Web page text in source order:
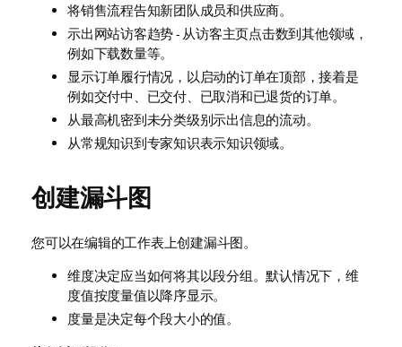
将销售流程告知新团队成员和供应商。
示出网站访客趋势 - 从访客主页点击数到其他领域，
例如下载数量等。
显示订单履行情况，以启动的订单在顶部，接着是
例如交付中、已交付、已取消和已退货的订单。
从最高机密到未分类级别示出信息的流动。
从常规知识到专家知识表示知识领域。
创建漏斗图
您可以在编辑的工作表上创建漏斗图。
维度决定应当如何将其以段分组。默认情况下，维
度值按度量值以降序显示。
度量是决定每个段大小的值。